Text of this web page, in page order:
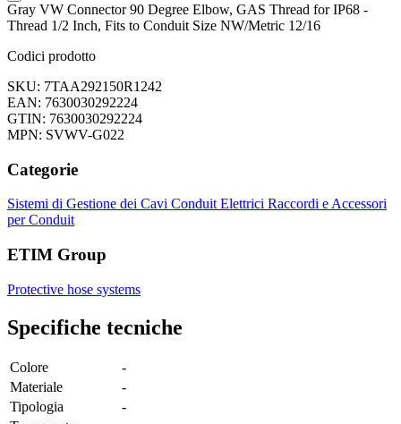
Gray VW Connector 90 Degree Elbow, GAS Thread for IP68 -
Thread 1/2 Inch, Fits to Conduit Size NW/Metric 12/16
Codici prodotto
SKU: 7TAA292150R1242
EAN: 7630030292224
GTIN: 7630030292224
MPN: SVWV-G022
Categorie
Sistemi di Gestione dei Cavi Conduit Elettrici Raccordi e Accessori
per Conduit
ETIM Group
Protective hose systems
Specifiche tecniche
Colore
-
Materiale
-
Tipologia
-